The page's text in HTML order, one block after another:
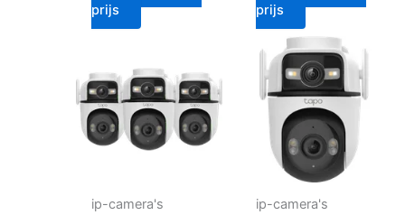
prijs
prijs
ip-camera's ip-camera's